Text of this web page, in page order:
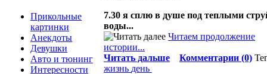
Прикольные
картинки
Анекдоты
Девушки
Авто и тюнинг
Интересности
7.30 я сплю в душе под теплыми
воды...
Читаем продолжение
истории...
Читать дальше
Комментарии (0)
жизнь день